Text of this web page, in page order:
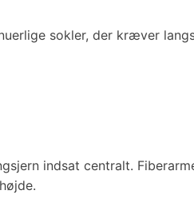
sokler, der kræver
indsat centralt.